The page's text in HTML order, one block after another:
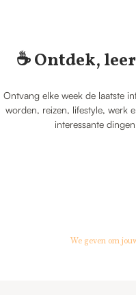
☕️ Ontdek,
Ontvang elke week de laatste
worden, reizen, lifestyle, werk
interessante
We geven om